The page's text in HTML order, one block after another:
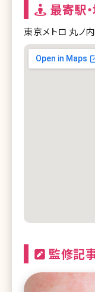
最寄駅
東京メトロ 丸ノ
監修記